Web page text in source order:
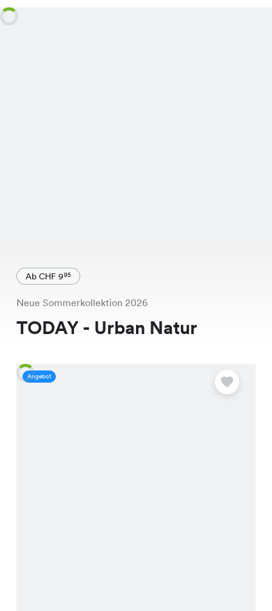
Ab CHF 995
Neue Sommerkollektion 2026
TODAY - Urban Natur
Angebot